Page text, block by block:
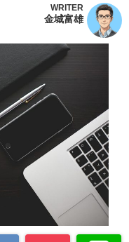
WRITER
金城富雄